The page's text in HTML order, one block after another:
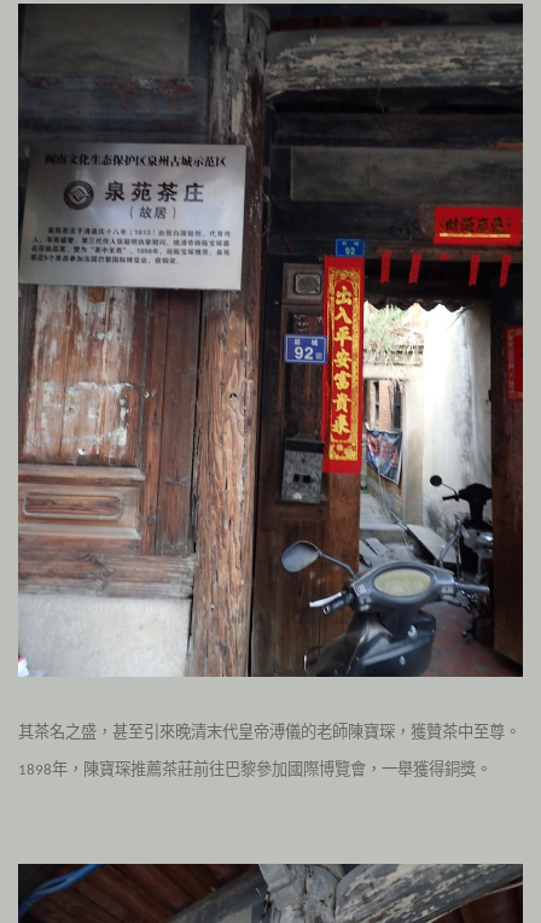
其茶名之盛，甚至引來晚清末代皇帝溥儀的老師陳寶琛，獲贊茶中至尊。
1898年，陳寶琛推薦茶莊前往巴黎參加國際博覽會，一舉獲得銅獎。